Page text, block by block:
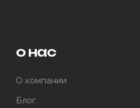
о нас
О компании
Блог